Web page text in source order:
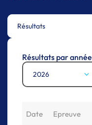
Résultats
Résultats par année
2026
Date Epreuve